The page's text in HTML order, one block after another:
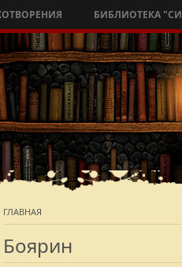
БИБЛИОТЕКА
ГЛАВНАЯ
Боярин